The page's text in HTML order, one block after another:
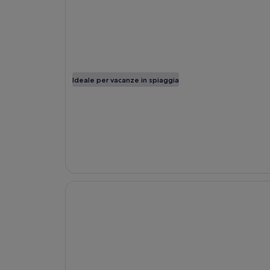
Ideale per vacanze in spiaggia